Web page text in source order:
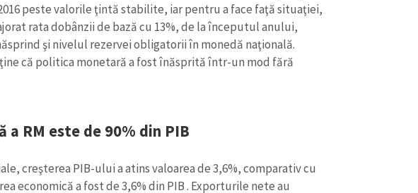
peste valorile ţintă stabilite, iar pentru a face faţă situaţiei,
rata dobânzii de bază cu 13%, de la începutul anului,
şi nivelul rezervei obligatorii în monedă naţională.
că politica monetară a fost înăsprită într-un mod fără
a RM este de 90% din PIB
creşterea PIB-ului a atins valoarea de 3,6%, comparativ cu
economică a fost de 3,6% din PIB . Exporturile nete au